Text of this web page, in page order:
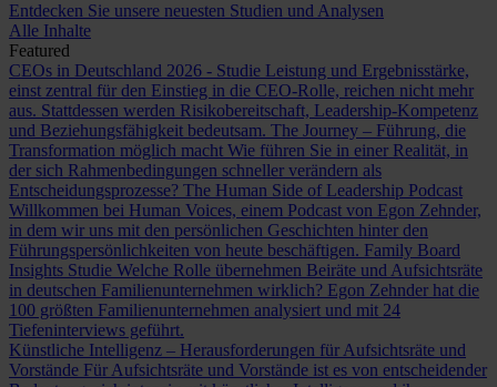
Entdecken Sie unsere neuesten Studien und Analysen
Alle Inhalte
Featured
CEOs in Deutschland 2026 - Studie Leistung und Ergebnisstärke,
einst zentral für den Einstieg in die CEO-Rolle, reichen nicht mehr
aus. Stattdessen werden Risikobereitschaft, Leadership-Kompetenz
und Beziehungsfähigkeit bedeutsam. The Journey – Führung, die
Transformation möglich macht Wie führen Sie in einer Realität, in
der sich Rahmenbedingungen schneller verändern als
Entscheidungsprozesse? The Human Side of Leadership Podcast
Willkommen bei Human Voices, einem Podcast von Egon Zehnder,
in dem wir uns mit den persönlichen Geschichten hinter den
Führungspersönlichkeiten von heute beschäftigen. Family Board
Insights Studie Welche Rolle übernehmen Beiräte und Aufsichtsräte
in deutschen Familienunternehmen wirklich? Egon Zehnder hat die
100 größten Familienunternehmen analysiert und mit 24
Tiefeninterviews geführt.
Künstliche Intelligenz – Herausforderungen für Aufsichtsräte und
Vorstände Für Aufsichtsräte und Vorstände ist es von entscheidender